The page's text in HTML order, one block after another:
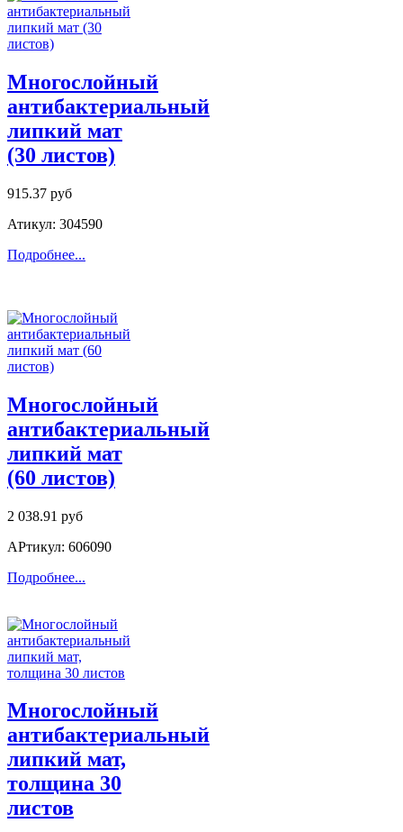
Многослойный
антибактериальный
липкий мат
(30 листов)
915.37 руб
Атикул: 304590
Подробнее...
Многослойный
антибактериальный
липкий мат
(60 листов)
2 038.91 руб
АРтикул: 606090
Подробнее...
Многослойный
антибактериальный
липкий мат,
толщина 30
листов